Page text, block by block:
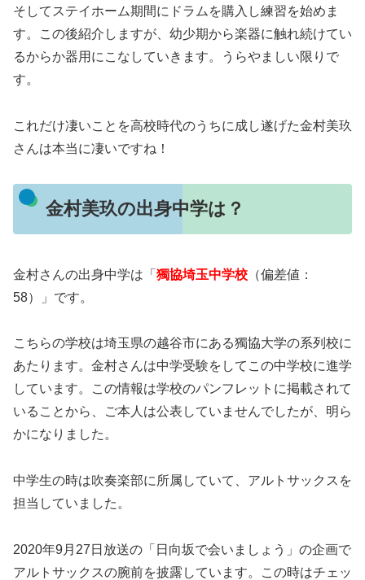
そしてステイホーム期間にドラムを購入し練習を始めま
す。この後紹介しますが、幼少期から楽器に触れ続けてい
るからか器用にこなしていきます。うらやましい限りで
す。
これだけ凄いことを高校時代のうちに成し遂げた金村美玖
さんは本当に凄いですね！
金村美玖の出身中学は？
金村さんの出身中学は「 獨協埼玉中学校 （偏差値：
58）」です。
こちらの学校は埼玉県の越谷市にある獨協大学の系列校に
あたります。金村さんは中学受験をしてこの中学校に進学
しています。この情報は学校のパンフレットに掲載されて
いることから、ご本人は公表していませんでしたが、明ら
かになりました。
中学生の時は吹奏楽部に所属していて、アルトサックスを
担当していました。
2020年9月27日放送の「日向坂で会いましょう」の企画で
アルトサックスの腕前を披露しています。この時はチェッ